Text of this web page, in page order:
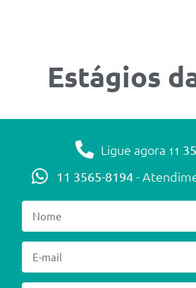
Estágios
Ligue agora 11
11 3565-8194-